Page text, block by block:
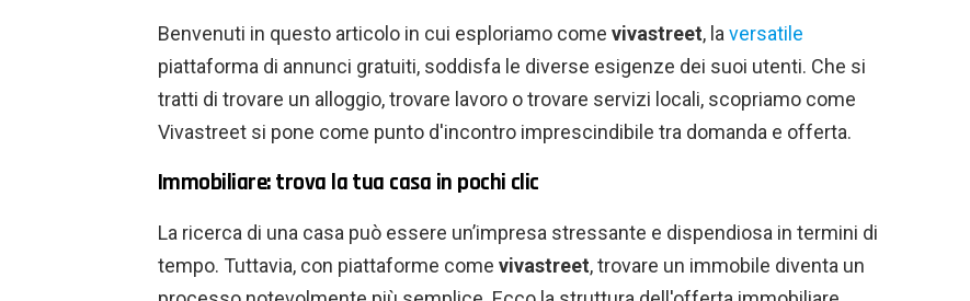
Benvenuti in questo articolo in cui esploriamo come vivastreet, la versatile
piattaforma di annunci gratuiti, soddisfa le diverse esigenze dei suoi utenti. Che si
tratti di trovare un alloggio, trovare lavoro o trovare servizi locali, scopriamo come
Vivastreet si pone come punto d'incontro imprescindibile tra domanda e offerta.
Immobiliare: trova la tua casa in pochi clic
La ricerca di una casa può essere un’impresa stressante e dispendiosa in termini di
tempo. Tuttavia, con piattaforme come vivastreet, trovare un immobile diventa un